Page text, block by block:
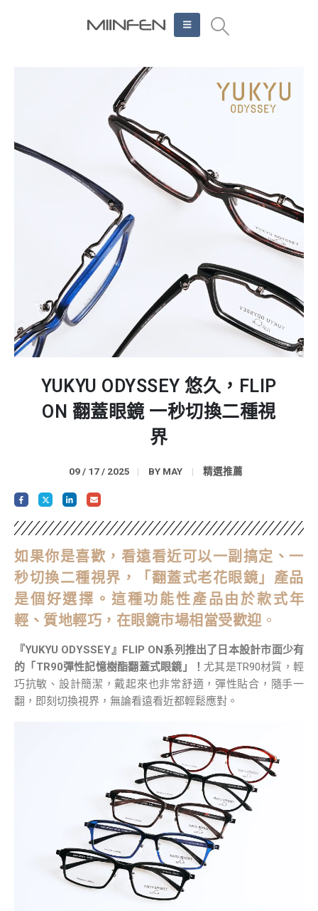
YUKYU ODYSSEY 悠久，FLIP
ON 翻蓋眼鏡 一秒切換二種視
界
09 / 17 / 2025 BY MAY 精選推薦
如果你是喜歡，看遠看近可以一副搞定、一
秒切換二種視界，「翻蓋式老花眼鏡」產品
是個好選擇。這種功能性產品由於款式年
輕、質地輕巧，在眼鏡市場相當受歡迎。
『YUKYU ODYSSEY』FLIP ON系列推出了日本設計市面少有
的「TR90彈性記憶樹酯翻蓋式眼鏡」！尤其是TR90材質，輕
巧抗敏、設計簡潔，戴起來也非常舒適，彈性貼合，隨手一
翻，即刻切換視界，無論看遠看近都輕鬆應對。